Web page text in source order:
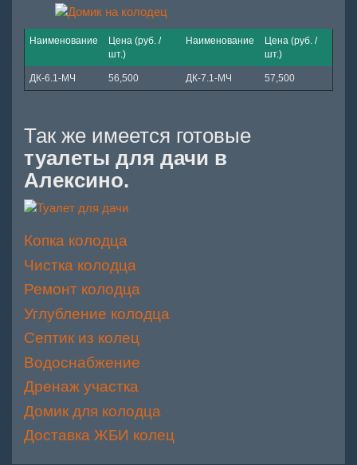
Наименование
Цена (руб. /
шт.)
Наименование
Цена (руб. /
шт.)
ДК-6.1-МЧ 56,500 ДК-7.1-МЧ 57,500
Так же имеется готовые
туалеты для дачи в
Алексино.
Копка колодца
Чистка колодца
Ремонт колодца
Углубление колодца
Септик из колец
Водоснабжение
Дренаж участка
Домик для колодца
Доставка ЖБИ колец